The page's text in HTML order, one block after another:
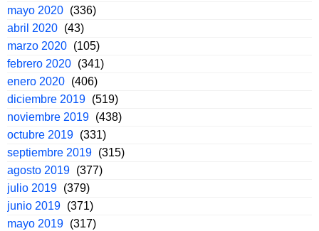
mayo 2020 (336)
abril 2020 (43)
marzo 2020 (105)
febrero 2020 (341)
enero 2020 (406)
diciembre 2019 (519)
noviembre 2019 (438)
octubre 2019 (331)
septiembre 2019 (315)
agosto 2019 (377)
julio 2019 (379)
junio 2019 (371)
mayo 2019 (317)